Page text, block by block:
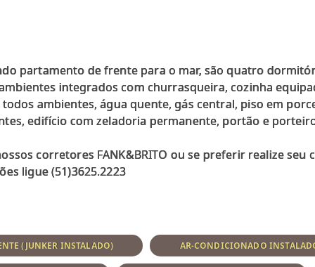
partamento de frente para o mar, são quatro
integrados com churrasqueira, cozinha
ambientes, água quente, gás central, piso em
edifício com zeladoria permanente, portão e
corretores FANK&BRITO ou se preferir realize
contato, para maiores informações ligue (51)3625.2223
(JUNKER INSTALADO) AR-CONDICIONADO